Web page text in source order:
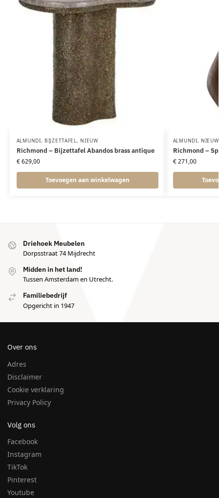
ALMUNDI, BIJZETTAFEL , NIEUW
Richmond – Bijzettafel Abandos brass antique
€629,00
Toevoegen aan winkelwagen
ALMUNDI, NIEUW
Richmond –
€271,00
Driehoek Meubelen
Dorpsstraat 74 Mijdrecht
Midden in het land!
Tussen Amsterdam en Utrecht.
Familiebedrijf
Opgericht in 1947
Over ons
Adres
Disclaimer
Cookie verklaring
Privacy Policy
Volg ons
Facebook
Instagram
TikTok
Pinterest
Youtube